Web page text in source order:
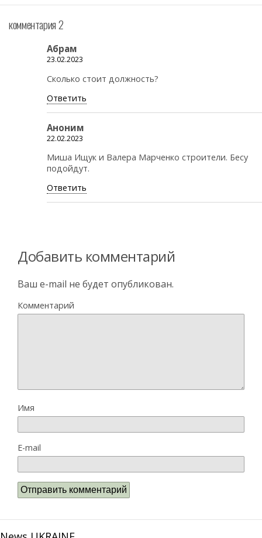
комментария 2
Абрам
23.02.2023
Сколько стоит должность?
Ответить
Аноним
22.02.2023
Миша Ищук и Валера Марченко строители. Бесу
подойдут.
Ответить
Добавить комментарий
Ваш e-mail не будет опубликован.
Комментарий
Имя
E-mail